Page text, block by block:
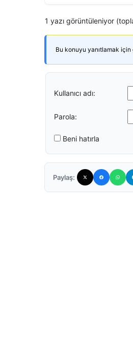
1 yazı görüntüleniyor
Bu konuyu yanıtlamak için
Kullanıcı adı:
Parola:
Beni hatırla
Paylaş: